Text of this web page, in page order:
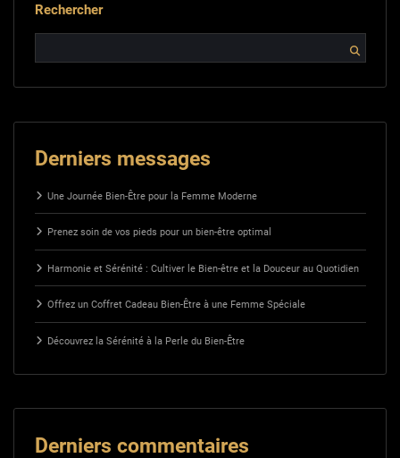
Rechercher
Derniers messages
Une Journée Bien-Être pour la Femme Moderne
Prenez soin de vos pieds pour un bien-être optimal
Harmonie et Sérénité : Cultiver le Bien-être et la Douceur au Quotidien
Offrez un Coffret Cadeau Bien-Être à une Femme Spéciale
Découvrez la Sérénité à la Perle du Bien-Être
Derniers commentaires